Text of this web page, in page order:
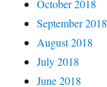
October 2018
September 2018
August 2018
July 2018
June 2018